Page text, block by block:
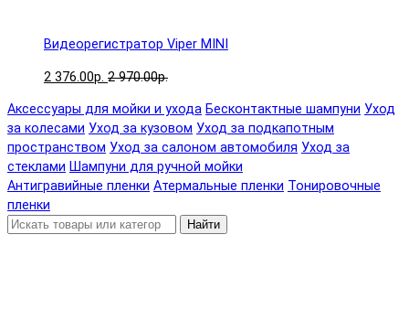
Видеорегистратор Viper MINI
2 376.00р. 2 970.00р.
Аксессуары для мойки и ухода Бесконтактные шампуни Уход
за колесами Уход за кузовом Уход за подкапотным
пространством Уход за салоном автомобиля Уход за
стеклами Шампуни для ручной мойки
Антигравийные пленки Атермальные пленки Тонировочные
пленки
Найти